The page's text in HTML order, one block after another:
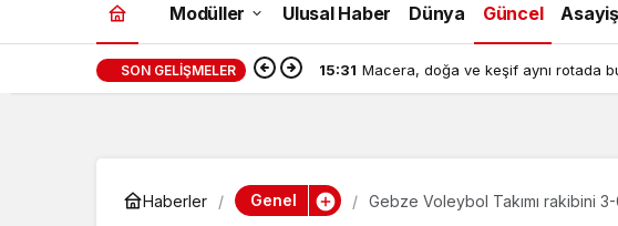
Modüller Ulusal Haber Dünya Güncel Asayiş
SON GELIŞMELER 15:31 Macera, doğa ve keşif aynı rotada
Haberler Genel Gebze Voleybol Takımı rakibini